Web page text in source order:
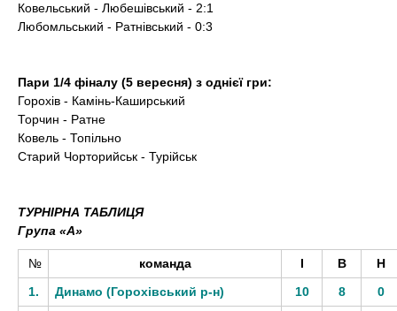
Ковельський - Любешівський - 2:1
Любомльський - Ратнівський - 0:3
Пари 1/4 фіналу (5 вересня) з однієї гри:
Горохів - Камінь-Каширський
Торчин - Ратне
Ковель - Топільно
Старий Чорторийськ - Турійськ
ТУРНІРНА ТАБЛИЦЯ
Група «А»
№ команда І В
Н
1.
Динамо (Горохівський р-н) 10 8
0